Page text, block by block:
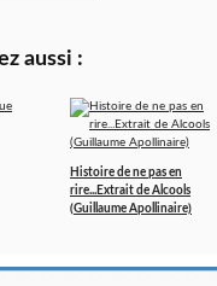
aussi :
Histoire de ne pas en
rire...Extrait de Alcools
(Guillaume Apollinaire)